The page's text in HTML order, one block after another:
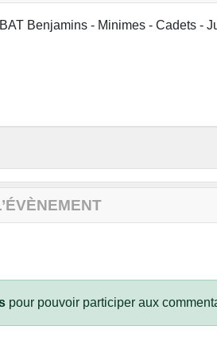
Benjamins - Minimes - Cadets -
pour pouvoir participer aux